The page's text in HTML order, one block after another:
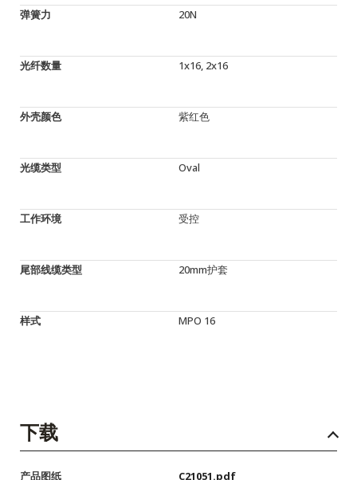
弹簧力 20N
光纤数量 1x16, 2x16
外壳颜色 紫红色
光缆类型 Oval
工作环境 受控
尾部线缆类型 20mm护套
样式 MPO 16
下载
产品图纸 C21051.pdf